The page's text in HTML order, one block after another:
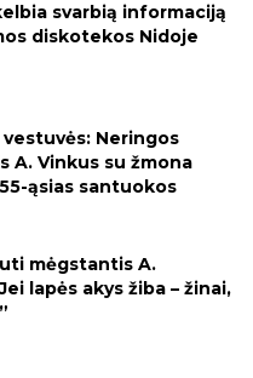
svarbią informaciją
diskotekos Nidoje
vestuvės: Neringos
A. Vinkus su žmona
ąsias santuokos
mėgstantis A.
lapės akys žiba – žinai,